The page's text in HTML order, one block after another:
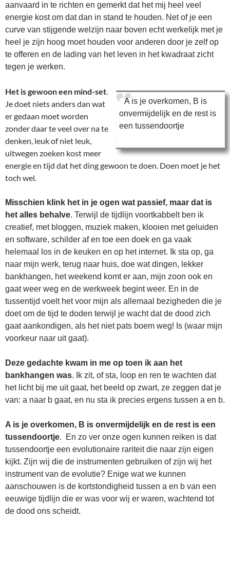
aanvaard in te richten en gemerkt dat het mij heel veel
energie kost om dat dan in stand te houden. Net of je een
curve van stijgende welzijn naar boven echt werkelijk met je
heel je zijn hoog moet houden voor anderen door je zelf op
te offeren en de lading van het leven in het kwadraat zicht
tegen je werken.
A is je overkomen, B is
onvermijdelijk en de rest is
een tussendoortje
Het is gewoon een mind-set.
Je doet niets anders dan wat
er gedaan moet worden
zonder daar te veel over na te
denken, leuk of niet leuk,
uitwegen zoeken kost meer
energie en tijd dat het ding gewoon te doen. Doen moet je het
toch wel.
Misschien klink het in je ogen wat passief, maar dat is
het alles behalve. Terwijl de tijdlijn voortkabbelt ben ik
creatief, met bloggen, muziek maken, klooien met geluiden
en software, schilder af en toe een doek en ga vaak
helemaal los in de keuken en op het internet. Ik sta op, ga
naar mijn werk, terug naar huis, doe wat dingen, lekker
bankhangen, het weekend komt er aan, mijn zoon ook en
gaat weer weg en de werkweek begint weer. En in de
tussentijd voelt het voor mijn als allemaal bezigheden die je
doet om de tijd te doden terwijl je wacht dat de dood zich
gaat aankondigen, als het niet pats boem weg! Is (waar mijn
voorkeur naar uit gaat).
Deze gedachte kwam in me op toen ik aan het
bankhangen was. Ik zit, of sta, loop en ren te wachten dat
het licht bij me uit gaat, het beeld op zwart, ze zeggen dat je
van: a naar b gaat, en nu sta ik precies ergens tussen a en b.
A is je overkomen, B is onvermijdelijk en de rest is een
tussendoortje. En zo ver onze ogen kunnen reiken is dat
tussendoortje een evolutionaire rariteit die naar zijn eigen
kijkt. Zijn wij die de instrumenten gebruiken of zijn wij het
instrument van de evolutie? Enige wat we kunnen
aanschouwen is de kortstondigheid tussen a en b van een
eeuwige tijdlijn die er was voor wij er waren, wachtend tot
de dood ons scheidt.